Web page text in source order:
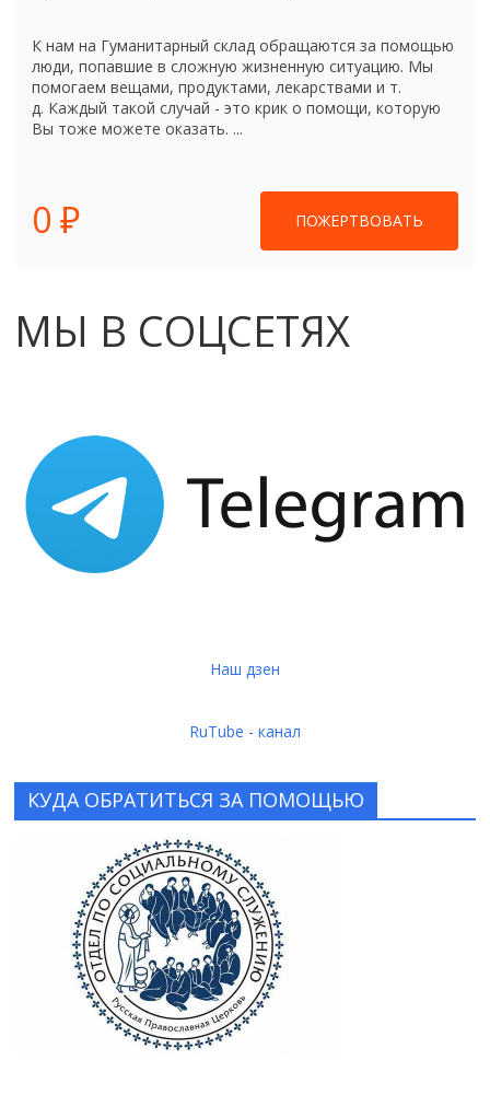
К нам на Гуманитарный склад обращаются за помощью
люди, попавшие в сложную жизненную ситуацию. Мы
помогаем вещами, продуктами, лекарствами и т.
д. Каждый такой случай - это крик о помощи, которую
Вы тоже можете оказать. ...
0 ₽ ПОЖЕРТВОВАТЬ
МЫ В СОЦСЕТЯХ
Наш дзен
RuTube - канал
КУДА ОБРАТИТЬСЯ ЗА ПОМОЩЬЮ